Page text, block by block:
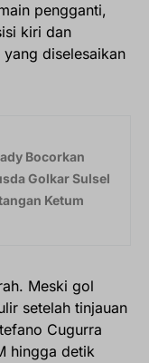
pengganti,
kiri dan
diselesaikan
Bocorkan
Golkar Sulsel
Ketum
Meski gol
setelah tinjauan
Cugurra
hingga detik